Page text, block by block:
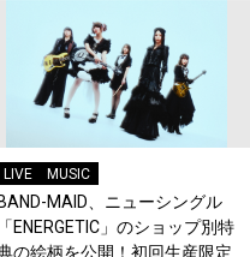
LIVE MUSIC
BAND-MAID、ニューシングル
「ENERGETIC」のショップ別特
の絵柄を公開！初回生産限定